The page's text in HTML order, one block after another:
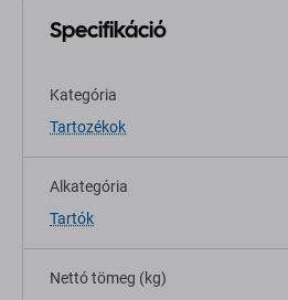
Specifikáció
Kategória
Tartozékok
Alkategória
Tartók
Nettó tömeg (kg)